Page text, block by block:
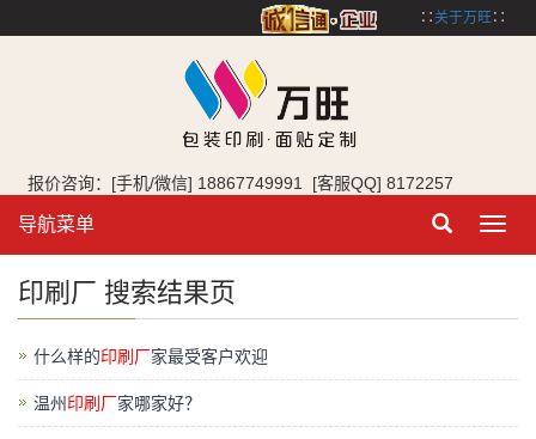
∷ 关于万旺∷
报价咨询：[手机/微信] 18867749991 [客服QQ] 8172257
导航菜单
印刷厂 搜索结果页
什么样的印刷厂家最受客户欢迎
温州 印刷厂家哪家好？